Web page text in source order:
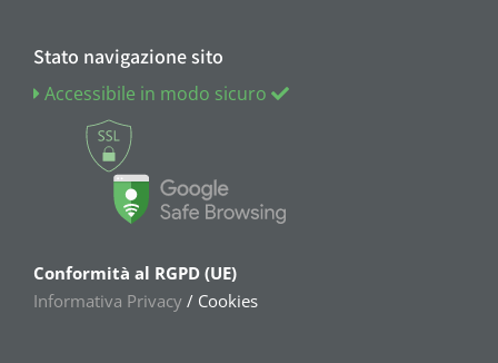
Stato navigazione sito
Accessibile in modo sicuro
Conformità al RGPD (UE)
Informativa Privacy / Cookies